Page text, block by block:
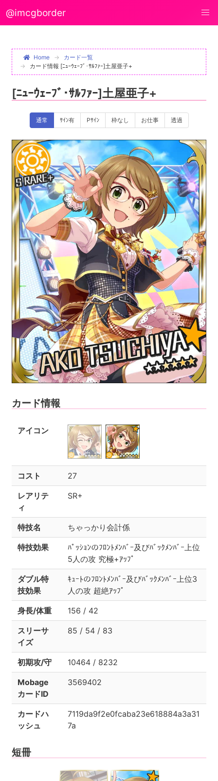
@imcgborder
Home
カード一覧
カード情報 [ﾆｭｰｳｪｰﾌﾞ･ｻﾙﾌｧｰ]土屋亜子+
[ﾆｭｰｳｪｰﾌﾞ･ｻﾙﾌｧｰ]土屋亜子+
通常 ｻｲﾝ有 Pｻｲﾝ 枠なし お仕事 透過
カード情報
アイコン
コスト 27
レアリテ
ィ
SR+
特技名 ちゃっかり会計係
特技効果
ﾊﾟｯｼｮﾝのﾌﾛﾝﾄﾒﾝﾊﾞｰ及びﾊﾞｯｸﾒﾝﾊﾞｰ上位
5人の攻 究極+ｱｯﾌﾟ
ダブル特
技効果
ｷｭｰﾄのﾌﾛﾝﾄﾒﾝﾊﾞｰ及びﾊﾞｯｸﾒﾝﾊﾞｰ上位3
人の攻 超絶ｱｯﾌﾟ
身長/体重 156 / 42
スリーサ
イズ
85 / 54 / 83
初期攻/守 10464 / 8232
Mobage
カードID
3569402
カードハ
ッシュ
7119da9f2e0fcaba23e618884a3a31
7a
短冊